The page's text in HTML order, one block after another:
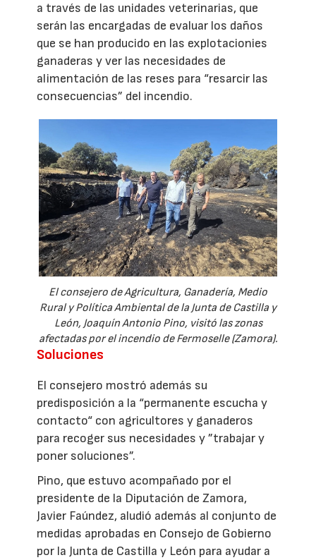
a través de las unidades veterinarias, que
serán las encargadas de evaluar los daños
que se han producido en las explotacionies
ganaderas y ver las necesidades de
alimentación de las reses para “resarcir las
consecuencias” del incendio.
El consejero de Agricultura, Ganadería, Medio
Rural y Política Ambiental de la Junta de Castilla y
León, Joaquín Antonio Pino, visitó las zonas
afectadas por el incendio de Fermoselle (Zamora).
Soluciones
El consejero mostró además su
predisposición a la “permanente escucha y
contacto“ con agricultores y ganaderos
para recoger sus necesidades y ”trabajar y
poner soluciones”.
Pino, que estuvo acompañado por el
presidente de la Diputación de Zamora,
Javier Faúndez, aludió además al conjunto de
medidas aprobadas en Consejo de Gobierno
por la Junta de Castilla y León para ayudar a